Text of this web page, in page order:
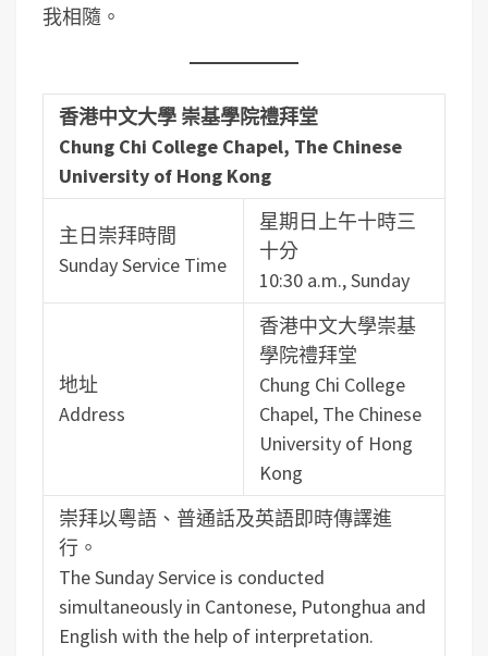
我相隨。
香港中文大學 崇基學院禮拜堂
Chung Chi College Chapel, The Chinese
University of Hong Kong
主日崇拜時間
Sunday Service Time
星期日上午十時三
十分
10:30 a.m., Sunday
地址
Address
香港中文大學崇基
學院禮拜堂
Chung Chi College
Chapel, The Chinese
University of Hong
Kong
崇拜以粵語、普通話及英語即時傳譯進
行。
The Sunday Service is conducted
simultaneously in Cantonese, Putonghua and
English with the help of interpretation.